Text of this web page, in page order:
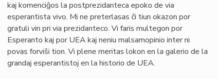
kaj komenciĝos la postprezidanteca epoko de via
esperantista vivo. Mi ne preterlasas ĉi tiun okazon por
gratuli vin pri via prezidanteco. Vi faris multegon por
Esperanto kaj por UEA kaj neniu malsamopinio inter ni
povas forviŝi tion. Vi plene meritas lokon en la galerio de la
grandaj esperantistoj en la historio de UEA.